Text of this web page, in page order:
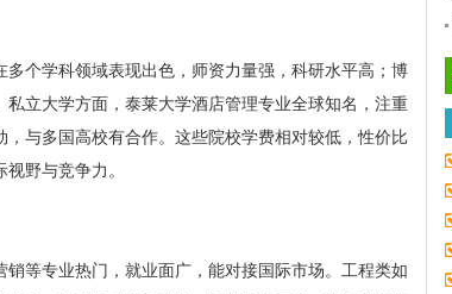
个学科领域表现出色，师资力量强，科研水平高；博
立大学方面，泰莱大学酒店管理专业全球知名，注重
与多国高校有合作。这些院校学费相对较低，性价比
野与竞争力。
等专业热门，就业面广，能对接国际市场。工程类如